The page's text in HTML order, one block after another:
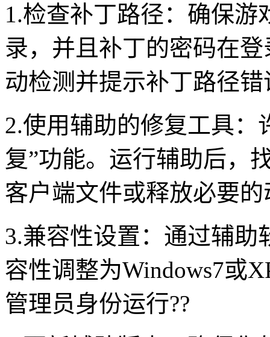
1.检查补丁路径：确保游
录，并且补丁的密码在
动检测并提示补丁路径错
2.使用辅助的修复工具：
复”功能。运行辅助后，
客户端文件或释放必要
3.兼容性设置：通过辅
容性调整为Windows7或
管理员身份运行??